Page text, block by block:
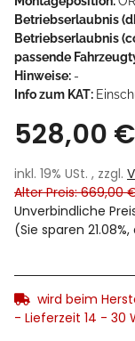
Betriebserlaubnis
Betriebserlaubnis
passende
Hinweise: -
Info zum KAT:
528,00 €
inkl. 19% USt. , zzgl.
Alter Preis: 669,00
Unverbindliche
(Sie sparen 21.08%,
wird beim
- Lieferzeit 14 - 30